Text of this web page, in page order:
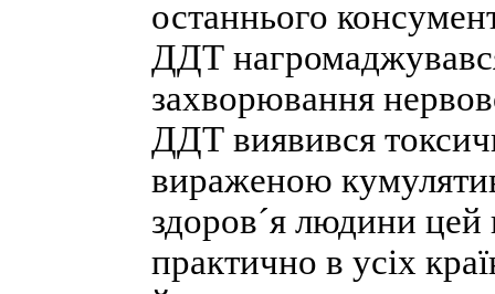
останнього
ДДТ
захворювання
ДДТ виявився
вираженою
здоров´я людини
практично в усіх